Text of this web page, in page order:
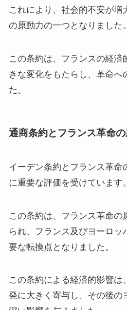
これにより、社会的不安が増
の原動力の一つとなりました。
この条約は、フランスの経済
きな変化をもたらし、革命へ
た。
通商条約とフランス革命
イーデン条約とフランス革命
に重要な評価を受けています。
この条約は、フランス革命の
られ、フランス及びヨーロッ
要な転換点となりました。
この条約による経済的影響は
発に大きく寄与し、その後の